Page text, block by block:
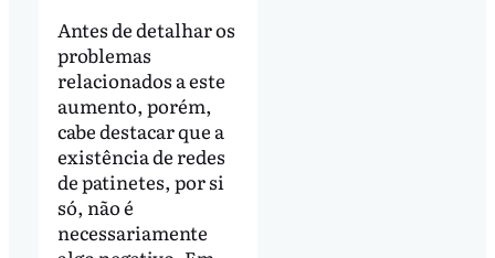
Antes de detalhar os
problemas
relacionados a este
aumento, porém,
cabe destacar que a
existência de redes
de patinetes, por si
só, não é
necessariamente